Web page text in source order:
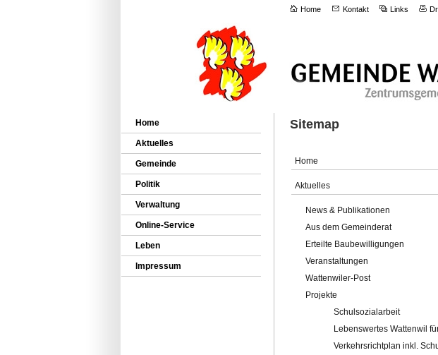
Home Kontakt Links
Home
Aktuelles
Gemeinde
Politik
Verwaltung
Online-Service
Leben
Impressum
Sitemap
Home
Aktuelles
News & Publikationen
Aus dem Gemeinderat
Erteilte Baubewilligungen
Veranstaltungen
Wattenwiler-Post
Projekte
Schulsozialarbeit
Lebenswertes Wattenwil
Verkehrsrichtplan inkl.